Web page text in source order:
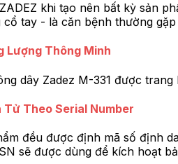
khi tạo nên bất kỳ sản
cổ tay - là căn bệnh thường
Lượng Thông Minh
dây Zadez M-331 được
Tử Theo Serial Number
đều được định mã số định
sẽ được dùng để kích hoạt